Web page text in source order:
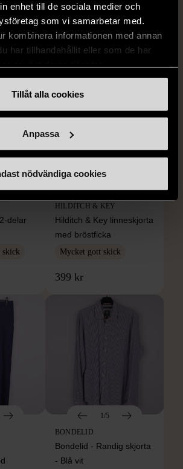
enhet till de sociala medier och
som vi samarbetar med.
kombinera informationen med annan
har tillhandahållit eller som de har
Tillåt alla cookies
Anpassa
nödvändiga cookies
turkos BOSS vit pikétröja
Mycket gott skick
279 kr
delar
skick
1/5
HILDITCH & KEY
Hilditch & Key linneskjorta
med bröstficka
Mycket gott skick
399 kr
1/5
BONDELID
Bondelid - Randig skjorta
- Blå vit